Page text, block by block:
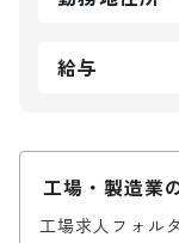
給与
工場・製造業
工場求人フォル